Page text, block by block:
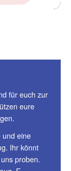
für euch zur
eure
und eine
Ihr könnt
proben.